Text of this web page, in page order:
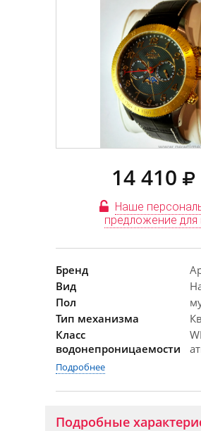
14 410
Наше
предложение для
Бренд
Вид
Пол
Тип механизма
Класс
водонепроницаемости
Подробнее
Подробные